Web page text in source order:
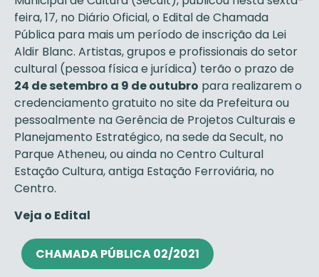
feira, 17, no Diário Oficial, o Edital de Chamada
Pública para mais um período de inscrição da Lei
Aldir Blanc. Artistas, grupos e profissionais do setor
cultural (pessoa física e jurídica) terão o prazo de
24 de setembro a 9 de outubro para realizarem o
credenciamento gratuito no site da Prefeitura ou
pessoalmente na Gerência de Projetos Culturais e
Planejamento Estratégico, na sede da Secult, no
Parque Atheneu, ou ainda no Centro Cultural
Estação Cultura, antiga Estação Ferroviária, no
Centro.
Veja o Edital
CHAMADA PÚBLICA 02/2021